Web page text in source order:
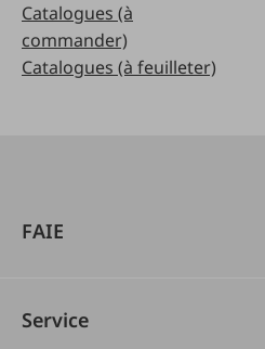
Catalogues (à
commander)
Catalogues (à feuilleter)
FAIE
Service